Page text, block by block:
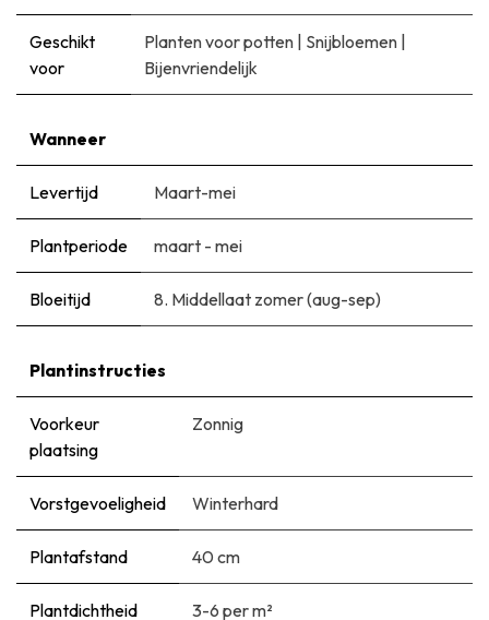
Geschikt
voor
Planten voor potten | Snijbloemen |
Bijenvriendelijk
Wanneer
Levertijd Maart-mei
Plantperiode maart - mei
Bloeitijd 8. Middellaat zomer (aug-sep)
Plantinstructies
Voorkeur
plaatsing
Zonnig
Vorstgevoeligheid Winterhard
Plantafstand 40 cm
Plantdichtheid 3-6 per m²